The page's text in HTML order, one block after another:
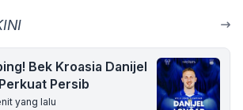
Bek Kroasia Danijel
Persib
yang lalu